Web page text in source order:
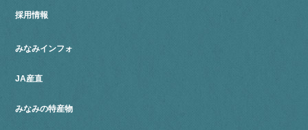
採用情報
みなみインフォ
JA産直
みなみの特産物